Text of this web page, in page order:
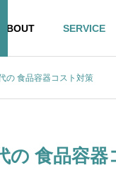
ABOUT SERVICE
の 食品容器コスト対策
の 食品容器